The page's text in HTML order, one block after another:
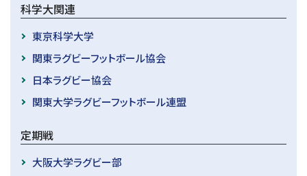
科学大関連
東京科学大学
関東ラグビーフットボール協会
日本ラグビー協会
関東大学ラグビーフットボール連盟
定期戦
大阪大学ラグビー部